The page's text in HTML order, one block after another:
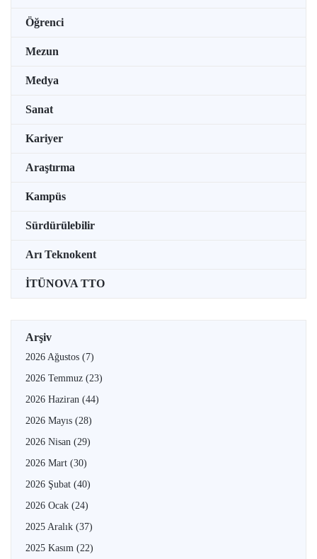
Öğrenci
Mezun
Medya
Sanat
Kariyer
Araştırma
Kampüs
Sürdürülebilir
Arı Teknokent
İTÜNOVA TTO
Arşiv
2026 Ağustos (7)
2026 Temmuz (23)
2026 Haziran (44)
2026 Mayıs (28)
2026 Nisan (29)
2026 Mart (30)
2026 Şubat (40)
2026 Ocak (24)
2025 Aralık (37)
2025 Kasım (22)